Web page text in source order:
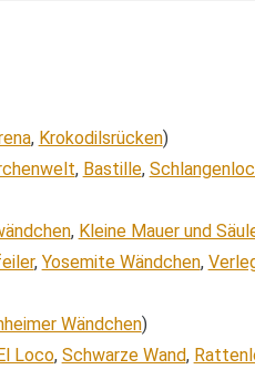
, Krokodilsrücken)
, Bastille,
, Kleine Mauer und
, Yosemite Wändchen,
Wändchen)
Loco, Schwarze Wand,